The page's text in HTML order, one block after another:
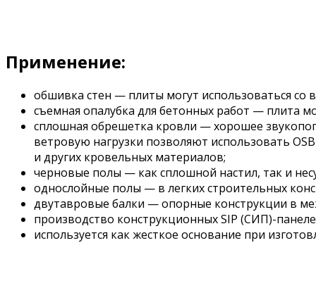
Применение:
обшивка стен — плиты могут использоваться
съемная опалубка для бетонных работ — плита
сплошная обрешетка кровли — хорошее
ветровую нагрузки позволяют использовать
и других кровельных материалов;
черновые полы — как сплошной настил, так и
однослойные полы — в легких строительных
двутавровые балки — опорные конструкции в
производство конструкционных SIP (СИП)-
используется как жесткое основание при